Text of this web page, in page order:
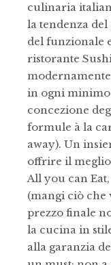
culinaria
la tendenza
del funzionale
ristorante
in ogni minimo
concezione
formule à la
away). Un
offrire il
All you can
(mangi ciò che
prezzo finale
la cucina in
alla garanzia